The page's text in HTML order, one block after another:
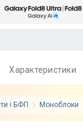
і БФП Моноблоки
Характеристики